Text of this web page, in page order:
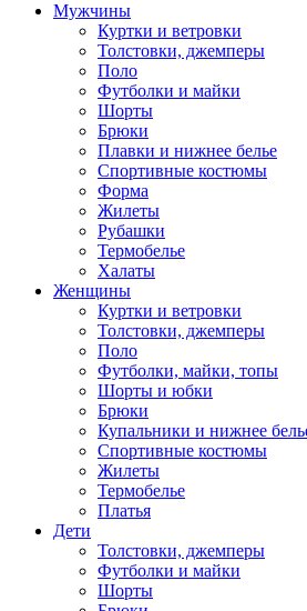
Мужчины
Куртки и ветровки
Толстовки, джемперы
Поло
Футболки и майки
Шорты
Брюки
Плавки и нижнее белье
Спортивные костюмы
Форма
Жилеты
Рубашки
Термобелье
Халаты
Женщины
Куртки и ветровки
Толстовки, джемперы
Поло
Футболки, майки, топы
Шорты и юбки
Брюки
Купальники и нижнее
Спортивные костюмы
Жилеты
Термобелье
Платья
Дети
Толстовки, джемперы
Футболки и майки
Шорты